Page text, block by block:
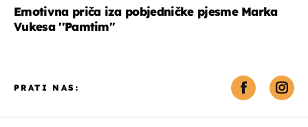
Emotivna priča iza pobjedničke pjesme Marka
Vukesa ''Pamtim''
PRATI NAS: